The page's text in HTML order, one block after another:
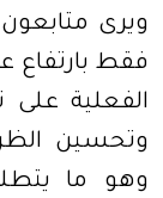
ويرى
فقط بارتفاع
الفعلية
وتحسين
وهو ما